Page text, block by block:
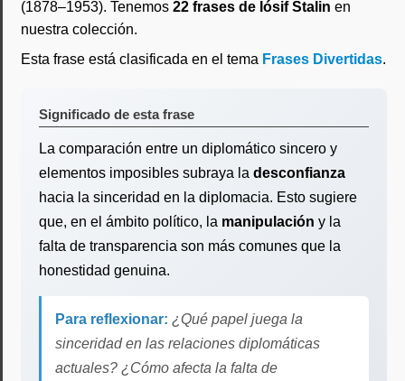
(1878–1953). Tenemos 22 frases de Iósif Stalin en
nuestra colección.
Esta frase está clasificada en el tema Frases Divertidas.
Significado de esta frase
La comparación entre un diplomático sincero y
elementos imposibles subraya la desconfianza
hacia la sinceridad en la diplomacia. Esto sugiere
que, en el ámbito político, la manipulación y la
falta de transparencia son más comunes que la
honestidad genuina.
Para reflexionar: ¿Qué papel juega la
sinceridad en las relaciones diplomáticas
actuales? ¿Cómo afecta la falta de